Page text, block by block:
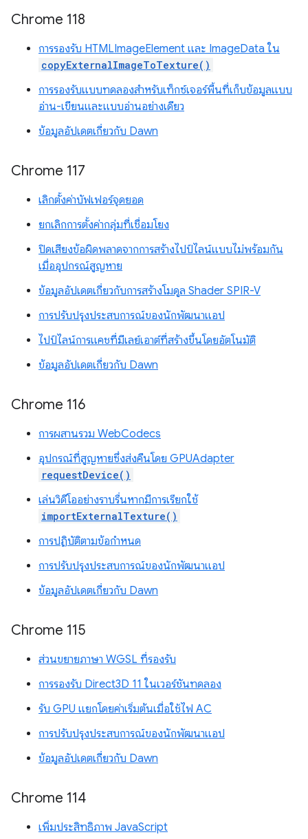
Chrome 118
การรองรับ HTMLImageElement และ ImageData ใน
copyExternalImageToTexture()
การรองรับแบบทดลองสำหรับเท็กซ์เจอร์พื้นที่เก็บข้อมูลแบบ
อ่าน-เขียนและแบบอ่านอย่างเดียว
ข้อมูลอัปเดตเกี่ยวกับ Dawn
Chrome 117
เลิกตั้งค่าบัฟเฟอร์จุดยอด
ยกเลิกการตั้งค่ากลุ่มที่เชื่อมโยง
ปิดเสียงข้อผิดพลาดจากการสร้างไปป์ไลน์แบบไม่พร้อมกัน
เมื่ออุปกรณ์สูญหาย
ข้อมูลอัปเดตเกี่ยวกับการสร้างโมดูล Shader SPIR-V
การปรับปรุงประสบการณ์ของนักพัฒนาแอป
ไปป์ไลน์การแคชที่มีเลย์เอาต์ที่สร้างขึ้นโดยอัตโนมัติ
ข้อมูลอัปเดตเกี่ยวกับ Dawn
Chrome 116
การผสานรวม WebCodecs
อุปกรณ์ที่สูญหายซึ่งส่งคืนโดย GPUAdapter
requestDevice()
เล่นวิดีโออย่างราบรื่นหากมีการเรียกใช้
importExternalTexture()
การปฏิบัติตามข้อกำหนด
การปรับปรุงประสบการณ์ของนักพัฒนาแอป
ข้อมูลอัปเดตเกี่ยวกับ Dawn
Chrome 115
ส่วนขยายภาษา WGSL ที่รองรับ
การรองรับ Direct3D 11 ในเวอร์ชันทดลอง
รับ GPU แยกโดยค่าเริ่มต้นเมื่อใช้ไฟ AC
การปรับปรุงประสบการณ์ของนักพัฒนาแอป
ข้อมูลอัปเดตเกี่ยวกับ Dawn
Chrome 114
เพิ่มประสิทธิภาพ JavaScript